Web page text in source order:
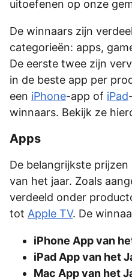
uitoefenen op onze
De winnaars zijn
categorieën: apps,
De eerste twee zijn
in de beste app per
een iPhone-app of iPad
winnaars. Bekijk ze
Apps
De belangrijkste
van het jaar. Zoals
verdeeld onder
tot Apple TV. De
iPhone App van
iPad App van het
Mac App van het